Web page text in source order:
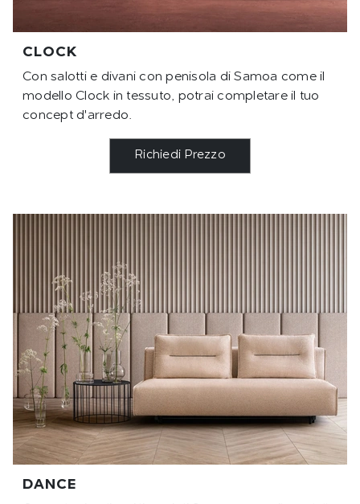
CLOCK
Con salotti e divani con penisola di Samoa come il
modello Clock in tessuto, potrai completare il tuo
concept d'arredo.
Richiedi Prezzo
DANCE